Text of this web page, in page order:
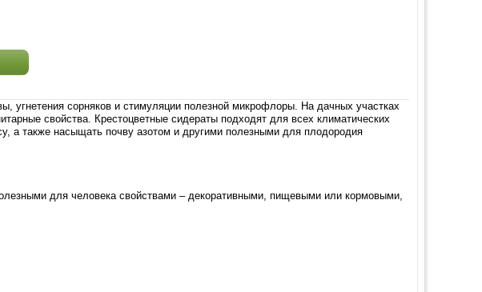
угнетения сорняков и стимуляции полезной микрофлоры. На дачных участках
свойства. Крестоцветные сидераты подходят для всех климатических
а также насыщать почву азотом и другими полезными для плодородия
для человека свойствами – декоративными, пищевыми или кормовыми,